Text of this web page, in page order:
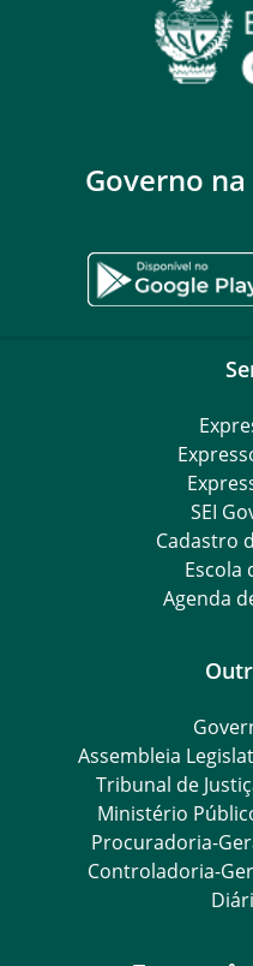
Governo
SEI
Cadastro
Escola
Agenda
Assembleia
Tribunal de
Ministério
Procuradoria-
Controladoria-